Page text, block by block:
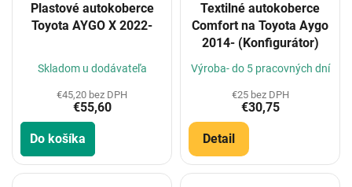
Plastové autokoberce
Toyota AYGO X 2022-
Skladom u dodávateľa
€45,20 bez DPH
€55,60
Do košíka
Textilné autokoberce
Comfort na Toyota Aygo
2014- (Konfigurátor)
Výroba- do 5 pracovných dní
€25 bez DPH
€30,75
Detail